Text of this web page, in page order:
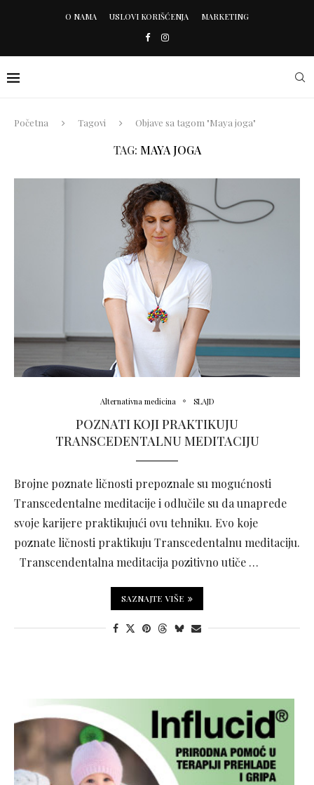
O NAMA USLOVI KORIŠĆENJA MARKETING
Početna Tagovi Objave sa tagom "Maya joga"
TAG: MAYA JOGA
Alternativna medicina SLAJD
POZNATI KOJI PRAKTIKUJU
TRANSCEDENTALNU MEDITACIJU
Brojne poznate ličnosti prepoznale su mogućnosti
Transcedentalne meditacije i odlučile su da unaprede
svoje karijere praktikujući ovu tehniku. Evo koje
poznate ličnosti praktikuju Transcedentalnu meditaciju.
Transcendentalna meditacija pozitivno utiče …
SAZNAJTE VIŠE